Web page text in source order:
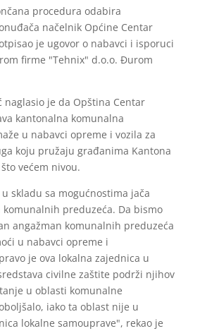
procedura odabira
načelnik Općine Centar
je ugovor o nabavci i isporuci
firme "Tehnix" d.o.o. Đurom
naglasio je da Opština Centar
kantonalna komunalna
u nabavci opreme i vozila za
koju pružaju građanima Kantona
većem nivou.
skladu sa mogućnostima jača
komunalnih preduzeća. Da bismo
angažman komunalnih preduzeća
u nabavci opreme i
je ova lokalna zajednica u
civilne zaštite podrži njihov
u oblasti komunalne
iako ta oblast nije u
lokalne samouprave", rekao je